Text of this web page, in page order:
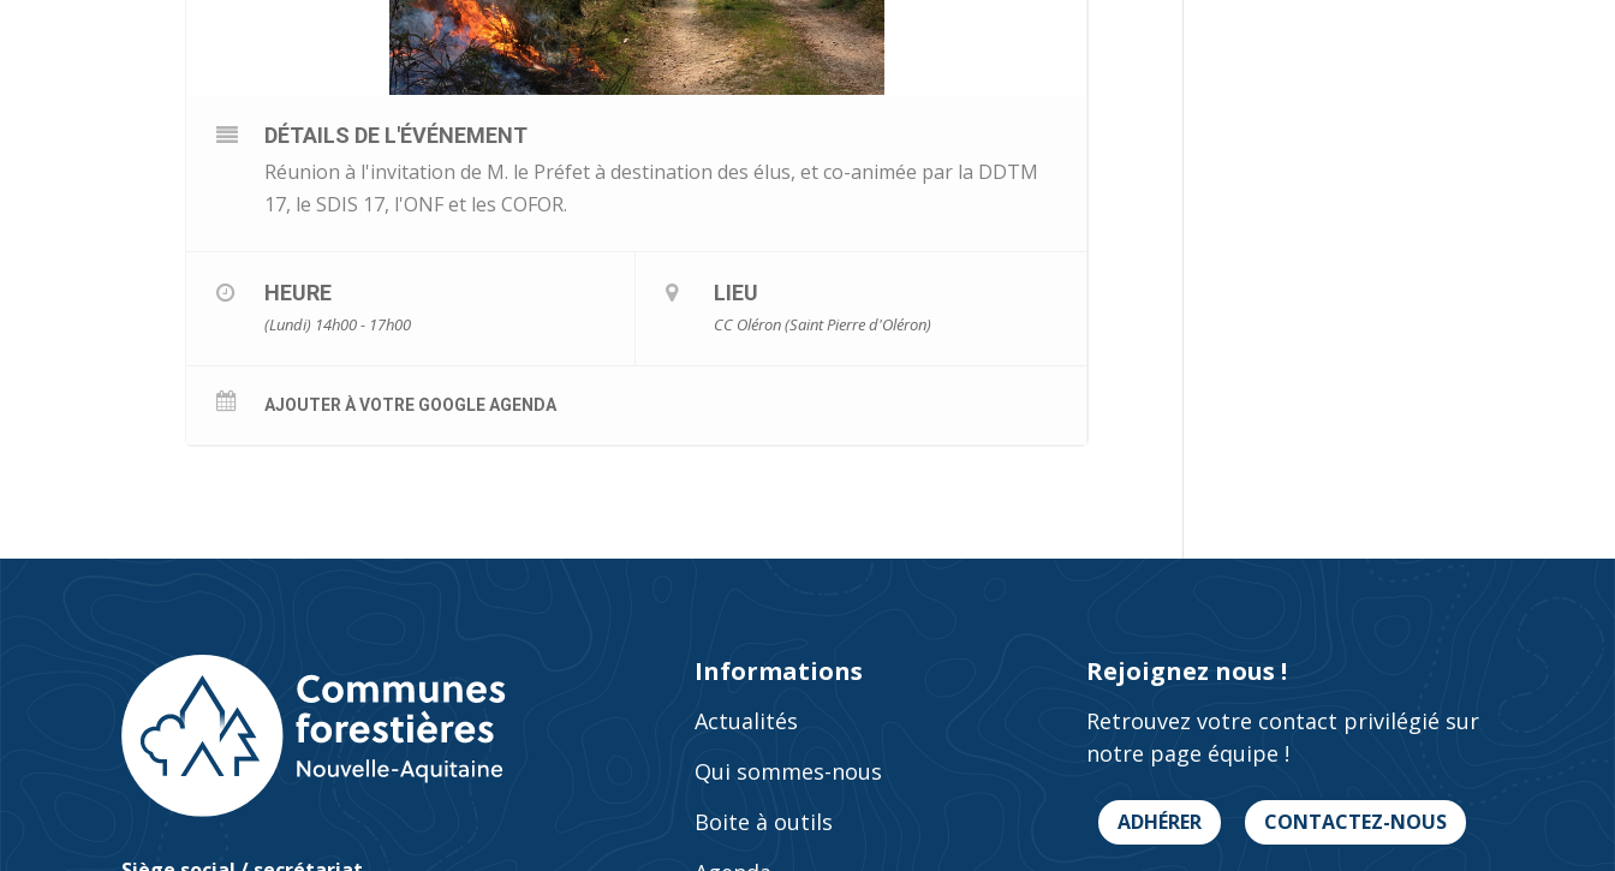
DÉTAILS DE L'ÉVÉNEMENT
Réunion à l'invitation de M. le Préfet à destination des élus, et co-animée par la DDTM
17, le SDIS 17, l'ONF et les COFOR.
HEURE
(Lundi) 14h00 - 17h00
LIEU
CC Oléron (Saint Pierre d'Oléron)
AJOUTER À VOTRE GOOGLE AGENDA
Informations
Actualités
Qui sommes-nous
Boite à outils
Rejoignez nous !
Retrouvez votre contact privilégié sur
notre page équipe !
ADHÉRER CONTACTEZ-NOUS